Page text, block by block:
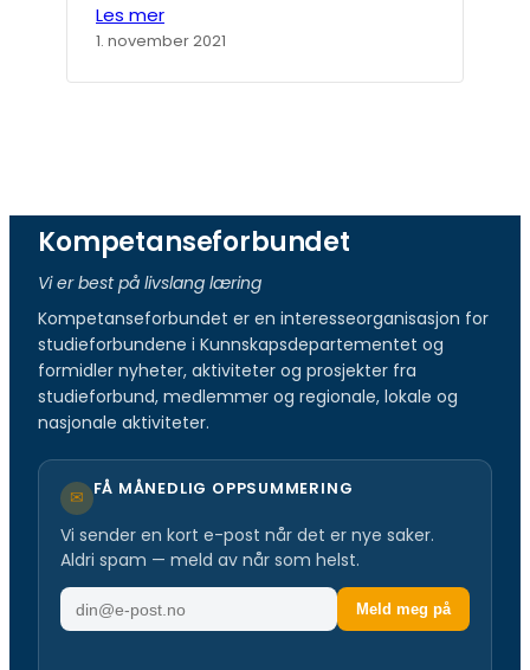
Les mer
1. november 2021
Kompetanseforbundet
Vi er best på livslang læring
Kompetanseforbundet er en interesseorganisasjon for
studieforbundene i Kunnskapsdepartementet og
formidler nyheter, aktiviteter og prosjekter fra
studieforbund, medlemmer og regionale, lokale og
nasjonale aktiviteter.
✉ FÅ MÅNEDLIG OPPSUMMERING
Vi sender en kort e-post når det er nye saker.
Aldri spam — meld av når som helst.
E
-
Meld meg på